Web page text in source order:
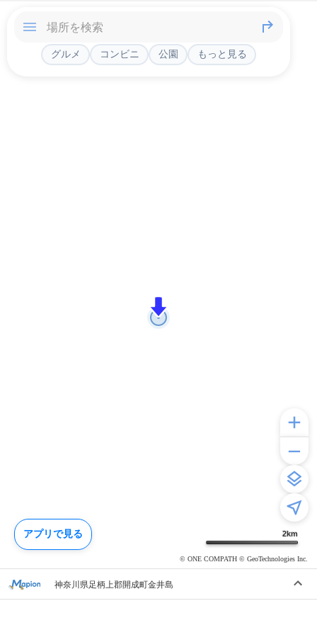
2km
© ONE COMPATH © GeoTechnologies Inc.
グルメ コンビニ 公園 もっと見る
神奈川県足柄上郡開成町金井島
アプリで見る